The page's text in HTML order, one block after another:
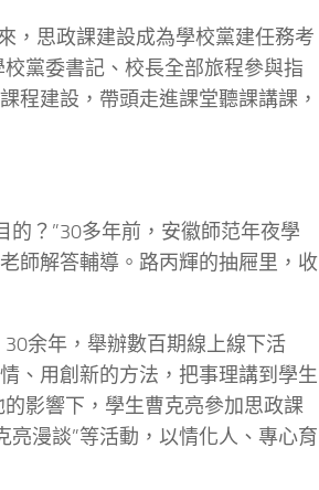
，思政課建設成為學校黨建任務考
黨委書記、校長全部旅程參與指
程建設，帶頭走進課堂聽課講課，
的？”30多年前，安徽師范年夜學
師解答輔導。路丙輝的抽屜里，收
余年，舉辦數百期線上線下活
、用創新的方法，把事理講到學生
影響下，學生曹克亮參加思政課
亮漫談”等活動，以情化人、專心育